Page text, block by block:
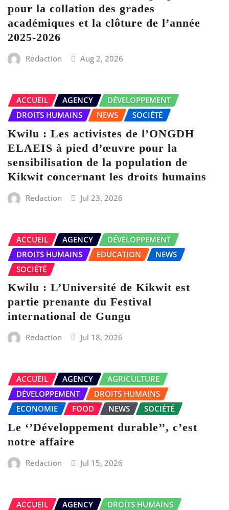
pour la collation des grades
académiques et la clôture de l’année
2025-2026
Redaction Aug 2, 2026
ACCUEIL AGENCY
DÉVELOPPEMENT
DROITS HUMAINS
NEWS SOCIÉTÉ
Kwilu : Les activistes de l’ONGDH
ELAEIS à pied d’œuvre pour la
sensibilisation de la population de
Kikwit concernant les droits humains
Redaction Jul 23, 2026
ACCUEIL AGENCY
DÉVELOPPEMENT
DROITS HUMAINS
EDUCATION
NEWS
SOCIÉTÉ
Kwilu : L’Université de Kikwit est
partie prenante du Festival
international de Gungu
Redaction Jul 18, 2026
ACCUEIL AGENCY
AGRICULTURE
DÉVELOPPEMENT
DROITS HUMAINS
ECONOMIE
FOOD NEWS SOCIÉTÉ
Le ‘’Développement durable’’, c’est
notre affaire
Redaction Jul 15, 2026
ACCUEIL AGENCY
DROITS HUMAINS